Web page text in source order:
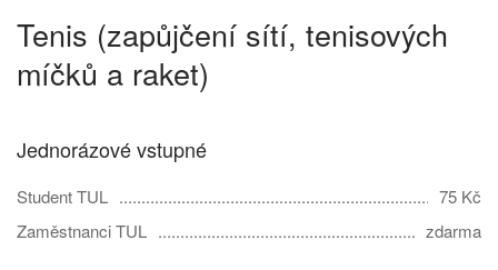
Tenis (zapůjčení sítí, tenisových
míčků a raket)
Jednorázové vstupné
Student TUL
75 Kč
Zaměstnanci TUL
zdarma